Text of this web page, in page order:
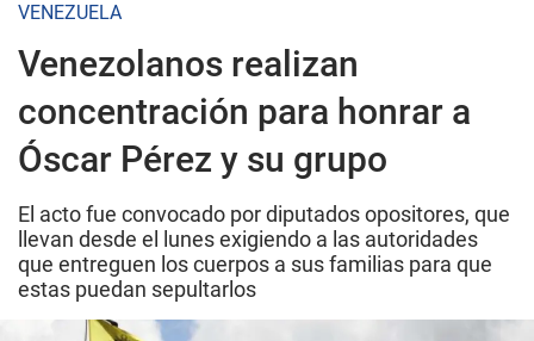
VENEZUELA
Venezolanos realizan
concentración para honrar a
Óscar Pérez y su grupo
El acto fue convocado por diputados opositores, que
llevan desde el lunes exigiendo a las autoridades
que entreguen los cuerpos a sus familias para que
estas puedan sepultarlos